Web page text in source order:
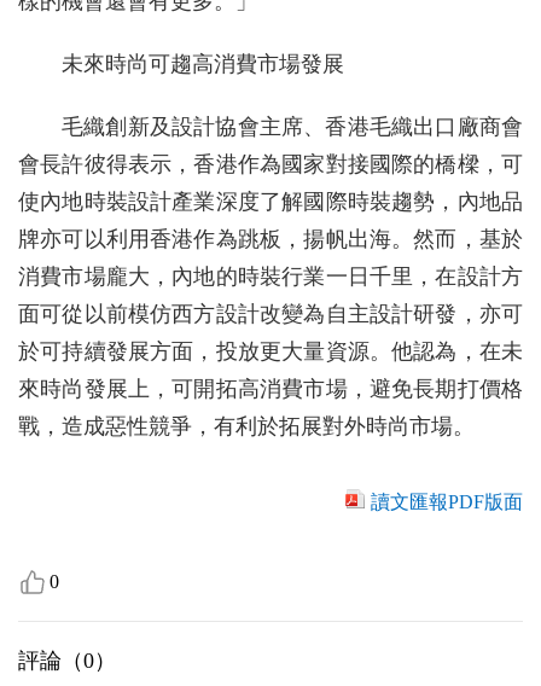
未來時尚可趨高消費市場發展
毛織創新及設計協會主席、香港毛織出口廠商會
會長許彼得表示，香港作為國家對接國際的橋樑，可
使內地時裝設計產業深度了解國際時裝趨勢，內地品
牌亦可以利用香港作為跳板，揚帆出海。然而，基於
消費市場龐大，內地的時裝行業一日千里，在設計方
面可從以前模仿西方設計改變為自主設計研發，亦可
於可持續發展方面，投放更大量資源。他認為，在未
來時尚發展上，可開拓高消費市場，避免長期打價格
戰，造成惡性競爭，有利於拓展對外時尚市場。
讀文匯報PDF版面
0
評論（0）